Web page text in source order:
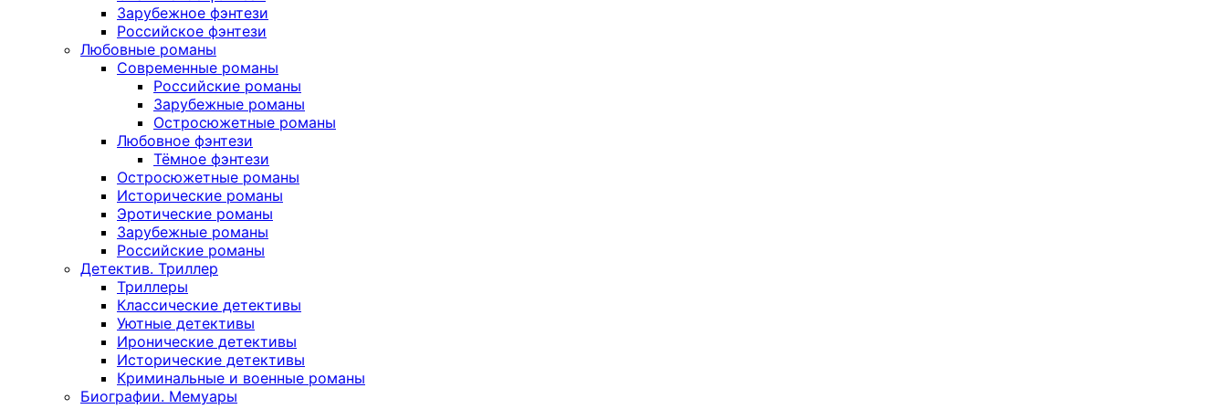
Зарубежное фэнтези
Российское фэнтези
Любовные романы
Современные романы
Российские романы
Зарубежные романы
Остросюжетные романы
Любовное фэнтези
Тёмное фэнтези
Остросюжетные романы
Исторические романы
Эротические романы
Зарубежные романы
Российские романы
Детектив. Триллер
Триллеры
Классические детективы
Уютные детективы
Иронические детективы
Исторические детективы
Криминальные и военные романы
Биографии. Мемуары